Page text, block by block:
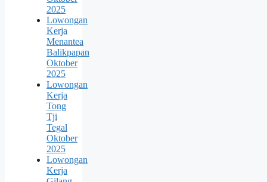
2025
Lowongan
Kerja
Menantea
Balikpapan
Oktober
2025
Lowongan
Kerja
Tong
Tji
Tegal
Oktober
2025
Lowongan
Kerja